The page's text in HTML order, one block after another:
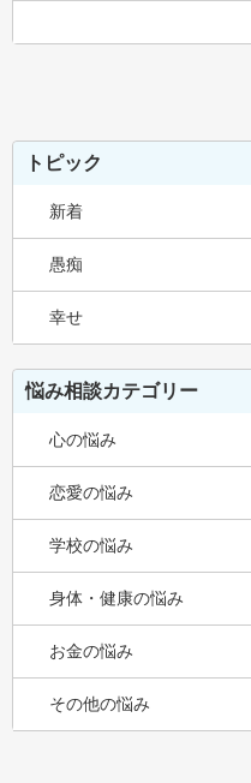
トピック
新着
愚痴
幸せ
悩み相談カテゴリー
心の悩み
恋愛の悩み
学校の悩み
身体・健康の悩み
お金の悩み
その他の悩み